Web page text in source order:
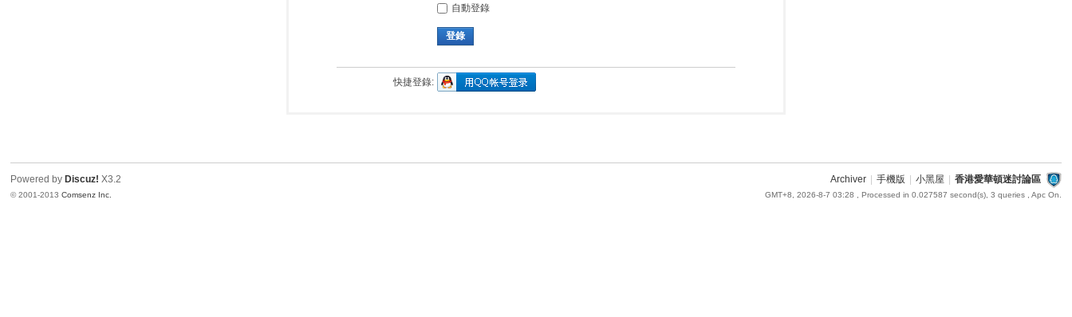
自動登錄
登錄
快捷登錄:
Archiver 手機版 小黑屋 香港愛華頓迷討論區
GMT+8, 2026-8-7 03:28 , Processed in 0.027587 second(s), 3 queries , Apc On.
Powered by Discuz! X3.2
© 2001-2013Comsenz Inc.